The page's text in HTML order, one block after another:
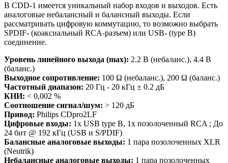
В CDD-1 имеется уникальный набор входов и выходов. Есть
аналоговые небалансный и балансный выходы. Если
рассматривать цифровую коммутацию, то возможно выбрать
SPDIF- (коаксиальный RCA-разъем) или USB- (type B)
соединение.
Уровень линейного выхода (max): 2.2 В (небаланс.), 4.4 В
(баланс.)
Выходное сопротивление: 100 Ω (небаланс.), 200 Ω (баланс.)
Частотный диапазон: 20 Гц - 20 кГц ± 0.2 дБ
КНИ: < 0,002 %
Соотношение сигнал/шум: > 120 дБ
Привод: Philips CDpro2LF
Цифровые входы: 1x USB type B, 1x позолоченный RCA ; До
24 бит @ 192 кГц (USB и S/PDIF)
Балансные аналоговые выходы: 1 пара позолоченных XLR
(Neutrik)
Небалансные аналоговые выходы: 1 пара позолоченных